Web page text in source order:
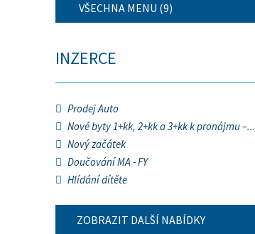
VŠECHNA MENU (9)
INZERCE
Prodej Auto
Nové byty 1+kk, 2+kk a 3+kk k pronájmu –...
Nový začátek
Doučování MA - FY
Hlídání dítěte
ZOBRAZIT DALŠÍ NABÍDKY